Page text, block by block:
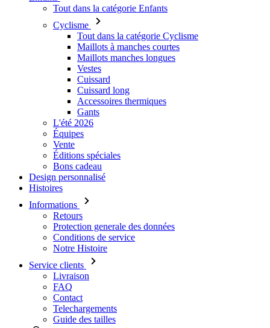
Maillots manches longues
Vestes
Cuissard
Cuissard long
Accessoires thermiques
Gants
L'été 2026
Équipes
Vente
Éditions spéciales
Bons cadeau
Design personnalisé
Histoires
Informations
Retours
Protection generale des données
Conditions de service
Notre Histoire
Service clients
Livraison
FAQ
Contact
Telechargements
Guide des tailles
Connexion